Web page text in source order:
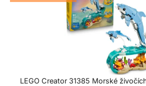
LEGO Creator 31385 Morské